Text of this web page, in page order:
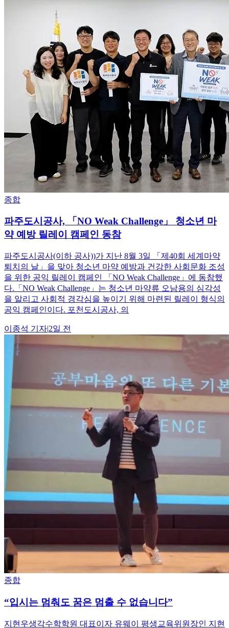
종합
파주도시공사, 「NO Weak Challenge」 청소년 마
약 예방 릴레이 캠페인 동참
파주도시공사(이하 공사))가 지난 8월 3일 「제40회 세계마약
퇴치의 날」을 맞아 청소년 마약 예방과 건강한 사회문화 조성
을 위한 공익 릴레이 캠페인 「NO Weak Challenge」에 동참했
다.「NO Weak Challenge」는 청소년 마약류 오남용의 심각성
을 알리고 사회적 경각심을 높이기 위해 마련된 릴레이 형식의
공익 캠페인이다. 포천도시공사, 의
이종석 기자|2일 전
종합
“입시는 멈춰도 꿈은 멈출 수 없습니다”
지현우생각수학학원 대표이자 유웨이 평생교육위원장인 지현